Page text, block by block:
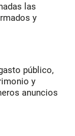
las
y
público,
y
anuncios